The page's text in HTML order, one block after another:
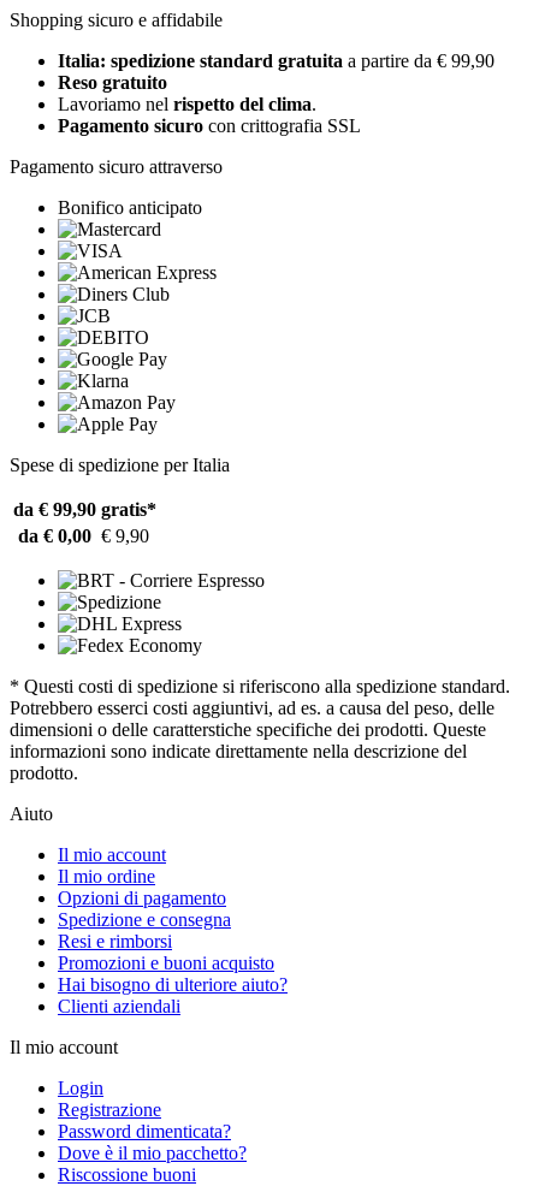
Shopping sicuro e affidabile
Italia: spedizione standard gratuita a partire da € 99,90
Reso gratuito
Lavoriamo nel rispetto del clima.
Pagamento sicuro con crittografia SSL
Pagamento sicuro attraverso
Bonifico anticipato
Spese di spedizione per Italia
da € 99,90 gratis*
da € 0,00 € 9,90
* Questi costi di spedizione si riferiscono alla spedizione standard.
Potrebbero esserci costi aggiuntivi, ad es. a causa del peso, delle
dimensioni o delle caratterstiche specifiche dei prodotti. Queste
informazioni sono indicate direttamente nella descrizione del
prodotto.
Aiuto
Il mio account
Il mio ordine
Opzioni di pagamento
Spedizione e consegna
Resi e rimborsi
Promozioni e buoni acquisto
Hai bisogno di ulteriore aiuto?
Clienti aziendali
Il mio account
Login
Registrazione
Password dimenticata?
Dove è il mio pacchetto?
Riscossione buoni